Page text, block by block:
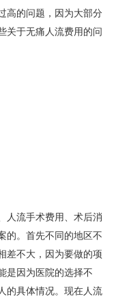
高的问题，因为大部分
关于无痛人流费用的问
人流手术费用、术后消
的。首先不同的地区不
差不大，因为要做的项
是因为医院的选择不
的具体情况。现在人流